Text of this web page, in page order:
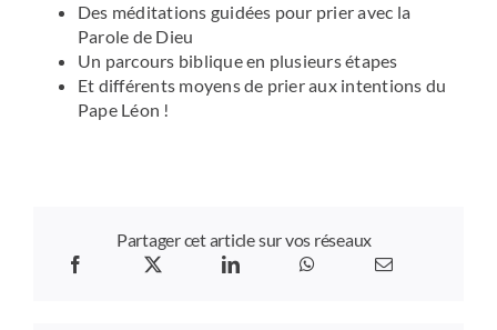
Des méditations guidées pour prier avec la
Parole de Dieu
Un parcours biblique en plusieurs étapes
Et différents moyens de prier aux intentions du
Pape Léon !
Partager cet article sur vos réseaux